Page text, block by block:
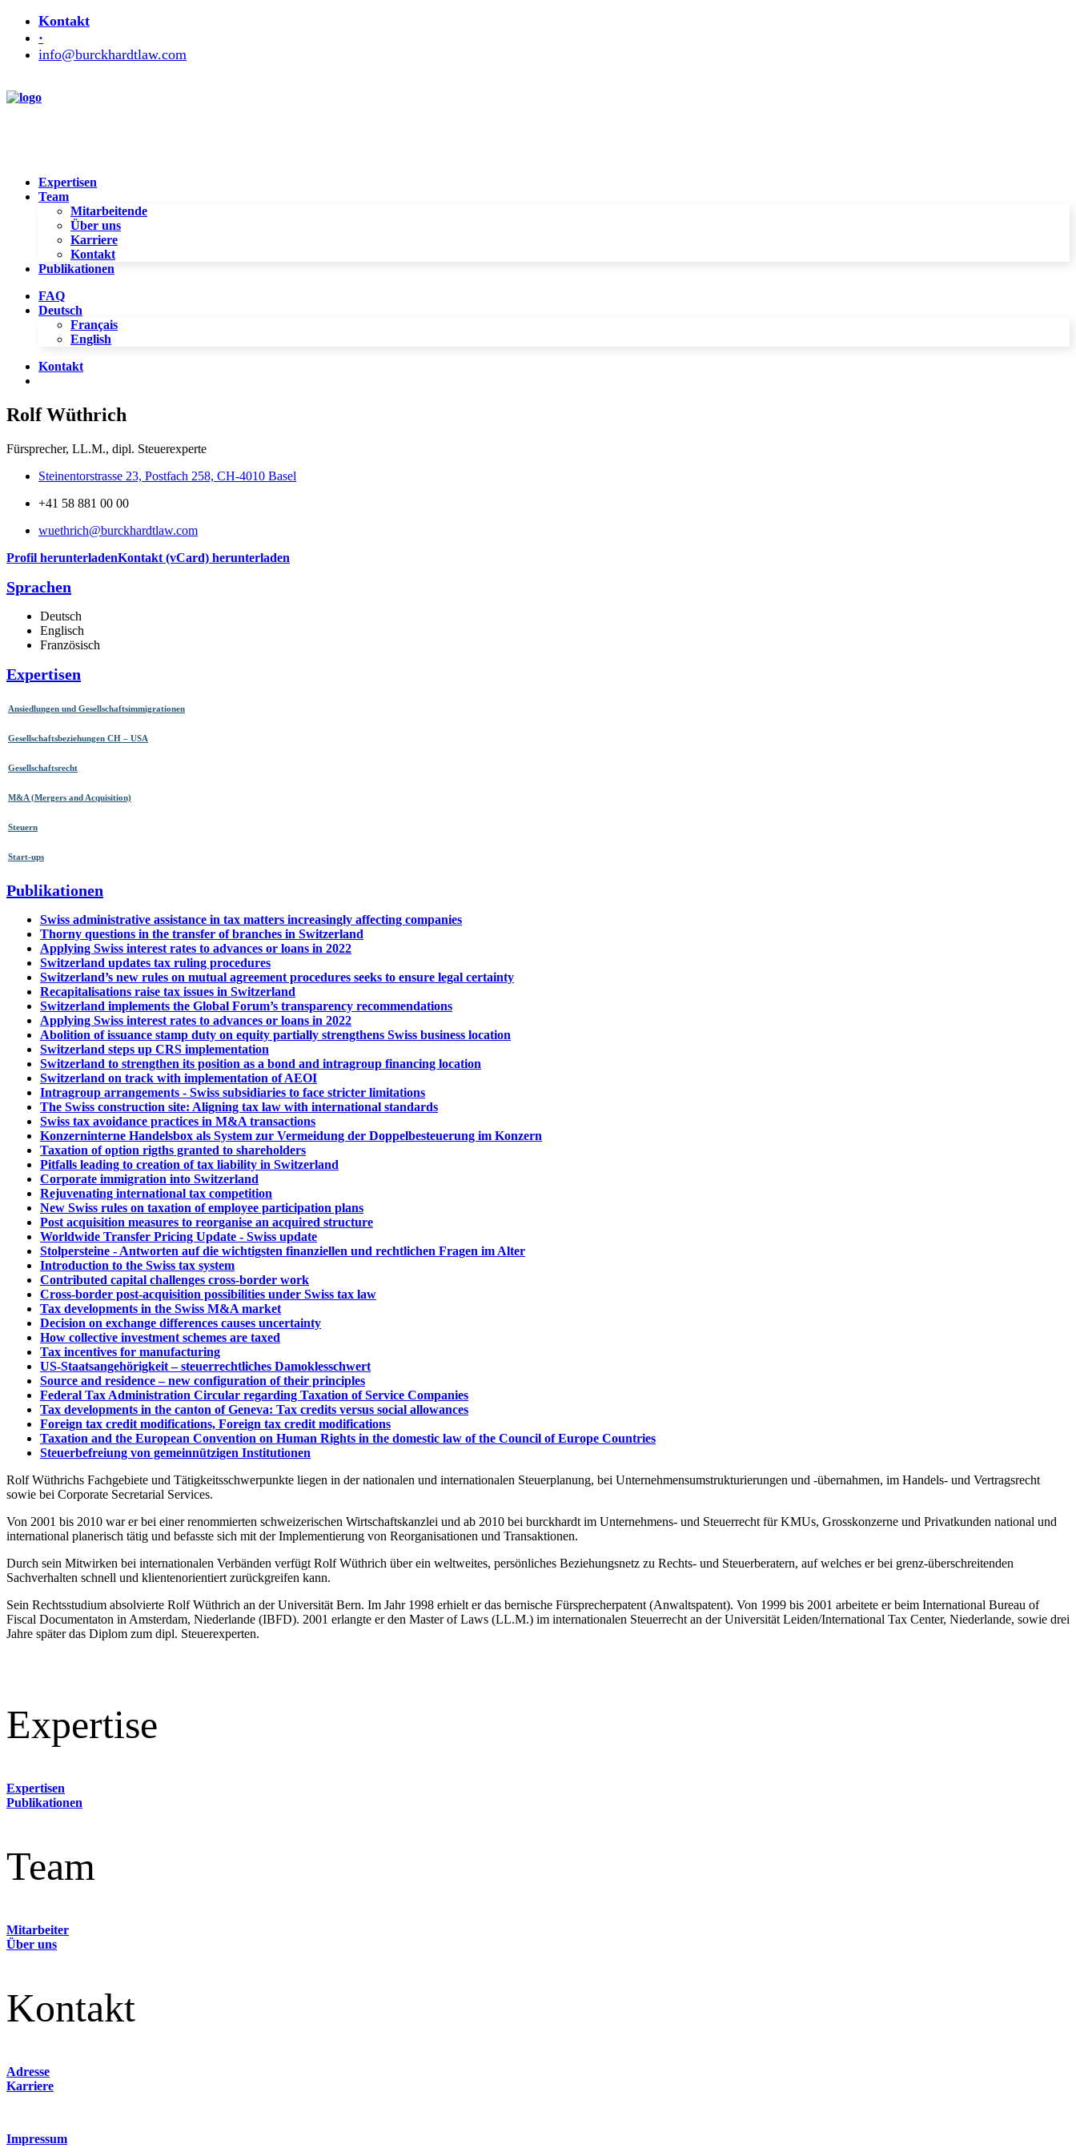
Kontakt
·
info@burckhardtlaw.com
Expertisen
Team
Mitarbeitende
Über uns
Karriere
Kontakt
Publikationen
FAQ
Deutsch
Français
English
Kontakt
Rolf Wüthrich
Fürsprecher, LL.M., dipl. Steuerexperte
Steinentorstrasse 23, Postfach 258, CH-4010 Basel
+41 58 881 00 00
wuethrich@burckhardtlaw.com
Profil herunterladenKontakt (vCard) herunterladen
Sprachen
Deutsch
Englisch
Französisch
Expertisen
Ansiedlungen und Gesellschaftsimmigrationen
Gesellschaftsbeziehungen CH – USA
Gesellschaftsrecht
M&A (Mergers and Acquisition)
Steuern
Start-ups
Publikationen
Swiss administrative assistance in tax matters increasingly affecting companies
Thorny questions in the transfer of branches in Switzerland
Applying Swiss interest rates to advances or loans in 2022
Switzerland updates tax ruling procedures
Switzerland’s new rules on mutual agreement procedures seeks to ensure legal certainty
Recapitalisations raise tax issues in Switzerland
Switzerland implements the Global Forum’s transparency recommendations
Applying Swiss interest rates to advances or loans in 2022
Abolition of issuance stamp duty on equity partially strengthens Swiss business location
Switzerland steps up CRS implementation
Switzerland to strengthen its position as a bond and intragroup financing location
Switzerland on track with implementation of AEOI
Intragroup arrangements - Swiss subsidiaries to face stricter limitations
The Swiss construction site: Aligning tax law with international standards
Swiss tax avoidance practices in M&A transactions
Konzerninterne Handelsbox als System zur Vermeidung der Doppelbesteuerung im Konzern
Taxation of option rigths granted to shareholders
Pitfalls leading to creation of tax liability in Switzerland
Corporate immigration into Switzerland
Rejuvenating international tax competition
New Swiss rules on taxation of employee participation plans
Post acquisition measures to reorganise an acquired structure
Worldwide Transfer Pricing Update - Swiss update
Stolpersteine - Antworten auf die wichtigsten finanziellen und rechtlichen Fragen im Alter
Introduction to the Swiss tax system
Contributed capital challenges cross-border work
Cross-border post-acquisition possibilities under Swiss tax law
Tax developments in the Swiss M&A market
Decision on exchange differences causes uncertainty
How collective investment schemes are taxed
Tax incentives for manufacturing
US-Staatsangehörigkeit – steuerrechtliches Damoklesschwert
Source and residence – new configuration of their principles
Federal Tax Administration Circular regarding Taxation of Service Companies
Tax developments in the canton of Geneva: Tax credits versus social allowances
Foreign tax credit modifications, Foreign tax credit modifications
Taxation and the European Convention on Human Rights in the domestic law of the Council of Europe Countries
Steuerbefreiung von gemeinnützigen Institutionen
Rolf Wüthrichs Fachgebiete und Tätigkeitsschwerpunkte liegen in der nationalen und internationalen Steuerplanung, bei Unternehmensumstrukturierungen und -übernahmen, im Handels- und Vertragsrecht
sowie bei Corporate Secretarial Services.
Von 2001 bis 2010 war er bei einer renommierten schweizerischen Wirtschaftskanzlei und ab 2010 bei burckhardt im Unternehmens- und Steuerrecht für KMUs, Grosskonzerne und Privatkunden national und
international planerisch tätig und befasste sich mit der Implementierung von Reorganisationen und Transaktionen.
Durch sein Mitwirken bei internationalen Verbänden verfügt Rolf Wüthrich über ein weltweites, persönliches Beziehungsnetz zu Rechts- und Steuerberatern, auf welches er bei grenz-überschreitenden
Sachverhalten schnell und klientenorientiert zurückgreifen kann.
Sein Rechtsstudium absolvierte Rolf Wüthrich an der Universität Bern. Im Jahr 1998 erhielt er das bernische Fürsprecherpatent (Anwaltspatent). Von 1999 bis 2001 arbeitete er beim International Bureau of
Fiscal Documentaton in Amsterdam, Niederlande (IBFD). 2001 erlangte er den Master of Laws (LL.M.) im internationalen Steuerrecht an der Universität Leiden/International Tax Center, Niederlande, sowie drei
Jahre später das Diplom zum dipl. Steuerexperten.
Expertise
Expertisen
Publikationen
Team
Mitarbeiter
Über uns
Kontakt
Adresse
Karriere
Impressum